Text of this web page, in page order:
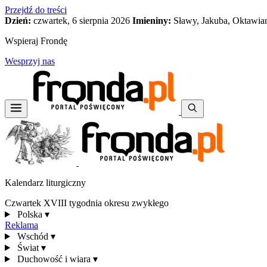
Przejdź do treści
Dzień: czwartek, 6 sierpnia 2026 Imieniny: Sławy, Jakuba,
Wspieraj Frondę
Wesprzyj nas
Kalendarz liturgiczny
Czwartek XVIII tygodnia okresu zwykłego
Polska ▾
Reklama
Wschód ▾
Świat ▾
Duchowość i wiara ▾